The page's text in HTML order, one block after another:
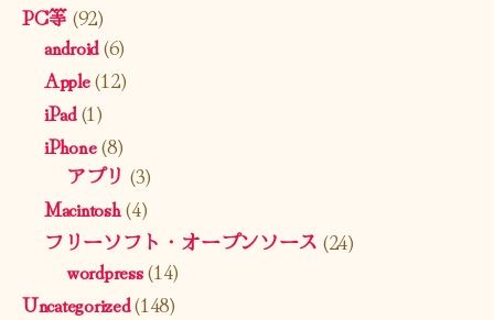
PC等(92)
android(6)
Apple(12)
iPad(1)
iPhone(8)
アプリ (3)
Macintosh(4)
フリーソフト・オープンソース (24)
wordpress(14)
Uncategorized(148)